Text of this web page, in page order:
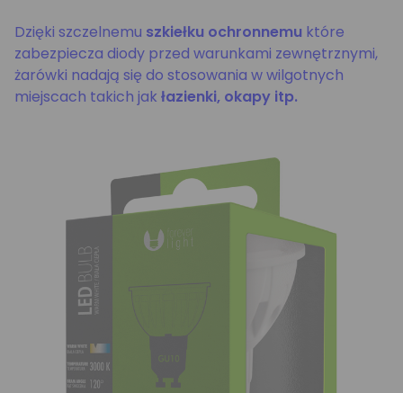
Dzięki szczelnemu szkiełku ochronnemu które
zabezpiecza diody przed warunkami zewnętrznymi,
żarówki nadają się do stosowania w wilgotnych
miejscach takich jak łazienki, okapy itp.